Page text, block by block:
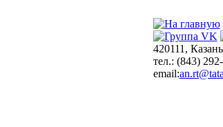
420111,
тел.: (843)
email: